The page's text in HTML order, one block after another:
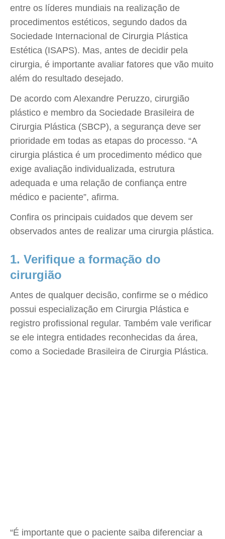
entre os líderes mundiais na realização de
procedimentos estéticos, segundo dados da
Sociedade Internacional de Cirurgia Plástica
Estética (ISAPS). Mas, antes de decidir pela
cirurgia, é importante avaliar fatores que vão muito
além do resultado desejado.
De acordo com Alexandre Peruzzo, cirurgião
plástico e membro da Sociedade Brasileira de
Cirurgia Plástica (SBCP), a segurança deve ser
prioridade em todas as etapas do processo. “A
cirurgia plástica é um procedimento médico que
exige avaliação individualizada, estrutura
adequada e uma relação de confiança entre
médico e paciente”, afirma.
Confira os principais cuidados que devem ser
observados antes de realizar uma cirurgia plástica.
1. Verifique a formação do
cirurgião
Antes de qualquer decisão, confirme se o médico
possui especialização em Cirurgia Plástica e
registro profissional regular. Também vale verificar
se ele integra entidades reconhecidas da área,
como a Sociedade Brasileira de Cirurgia Plástica.
“É importante que o paciente saiba diferenciar a